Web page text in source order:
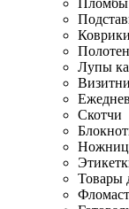
Пломбы
Лупы
Скотчи
Товары